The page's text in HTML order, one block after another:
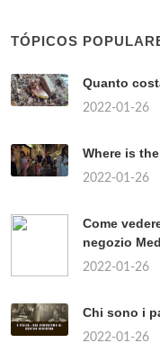
TÓPICOS
Quanto
2022-01-26
Where is
2022-01-26
Come
negozio
2022-01-26
Chi sono i
2022-01-26